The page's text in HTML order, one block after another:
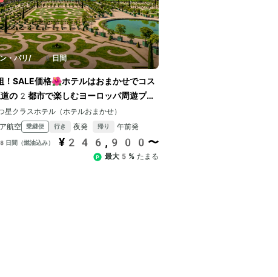
・パリ/ 8日間
SALE価格🌺ホテルはおまかせでコス
の2都市で楽しむヨーロッパ周遊プラ
星クラスホテル（ホテルおまかせ）
航空
乗継便 行き 夜発 帰り 午前発
間（燃油込み） ¥246,900〜
最大5% たまる